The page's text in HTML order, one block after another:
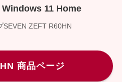
11 Home
SEVEN ZEFT R60HN
商品ページ